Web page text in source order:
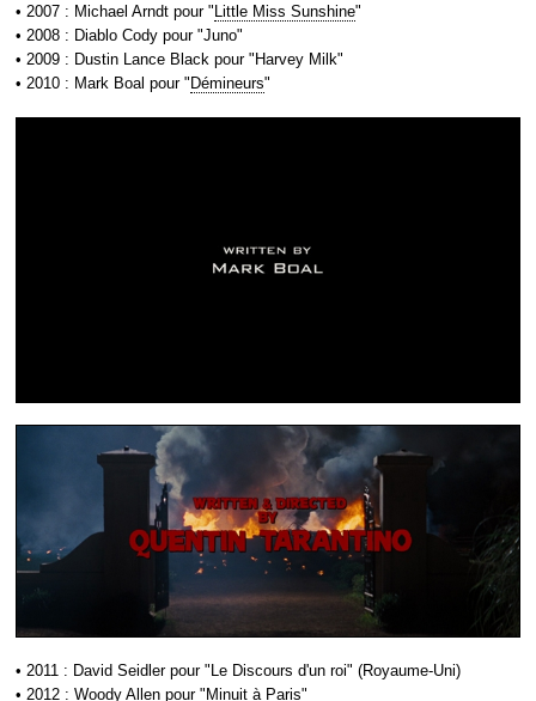
• 2007 : Michael Arndt pour " Little Miss Sunshine"
• 2008 : Diablo Cody pour "Juno"
• 2009 : Dustin Lance Black pour "Harvey Milk"
• 2010 : Mark Boal pour " Démineurs"
• 2011 : David Seidler pour "Le Discours d'un roi" (Royaume-Uni)
• 2012 : Woody Allen pour " Minuit à Paris"